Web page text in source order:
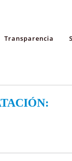
Transparencia